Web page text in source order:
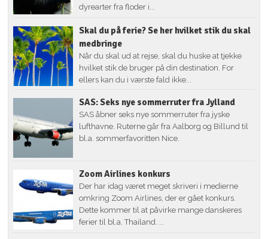
dyrearter fra floder i...
Skal du på ferie? Se her hvilket stik du skal
medbringe
Når du skal ud at rejse, skal du huske at tjekke
hvilket stik de bruger på din destination. For
ellers kan du i værste fald ikke...
SAS: Seks nye sommerruter fra Jylland
SAS åbner seks nye sommerruter fra jyske
lufthavne. Ruterne går fra Aalborg og Billund til
bl.a. sommerfavoritten Nice.
Zoom Airlines konkurs
Der har idag været meget skriveri i medierne
omkring Zoom Airlines, der er gået konkurs.
Dette kommer til at påvirke mange danskeres
ferier til bl.a. Thailand. ...